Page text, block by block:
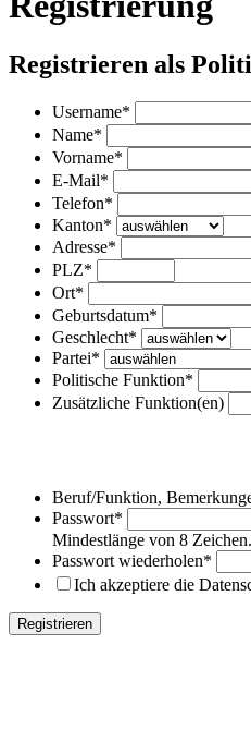
Registrieren als
Username*
Name*
Vorname*
E-Mail*
Telefon*
Kanton*
Adresse*
PLZ*
Ort*
Geburtsdatum*
Geschlecht*
Partei*
Politische Funktion*
Zusätzliche Funktion(en)
Beruf/Funktion,
Passwort*
Mindestlänge von 8 Zeichen.
Passwort wiederholen*
Ich akzeptiere die